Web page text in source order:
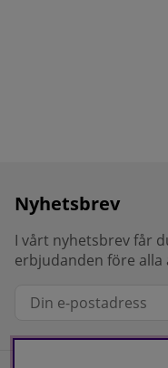
Nyhetsbrev
I vårt nyhetsbrev får
erbjudanden före alla